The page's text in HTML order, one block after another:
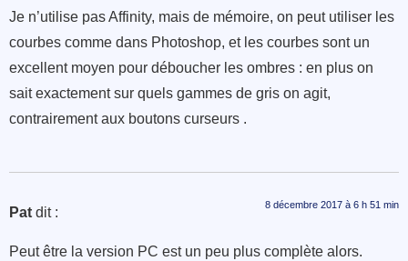
Je n’utilise pas Affinity, mais de mémoire, on peut utiliser les
courbes comme dans Photoshop, et les courbes sont un
excellent moyen pour déboucher les ombres : en plus on
sait exactement sur quels gammes de gris on agit,
contrairement aux boutons curseurs .
Pat dit : 8 décembre 2017 à 6 h 51 min
Peut être la version PC est un peu plus complète alors.